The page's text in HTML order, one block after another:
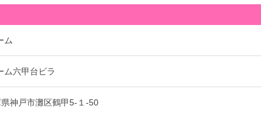
ム
ム六甲台ビラ
神戸市灘区鶴甲5-１-50